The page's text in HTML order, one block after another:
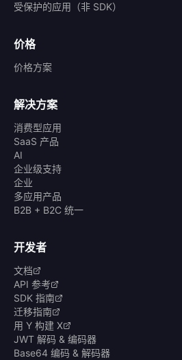
受保护的应用（非 SDK）
价格
价格方案
解决方案
消费型应用
SaaS 产品
AI
企业级支持
企业
多应用产品
B2B + B2C 统一
开发者
文档
API 参考
SDK 指南
迁移指南
用 Y 构建 X
JWT 解码 & 编码器
Base64 编码 & 解码器